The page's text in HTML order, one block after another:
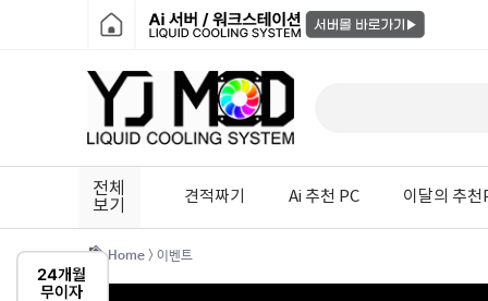
전체
보기
견적짜기 Ai 추천 PC 이달의 추천
Home > 이벤트